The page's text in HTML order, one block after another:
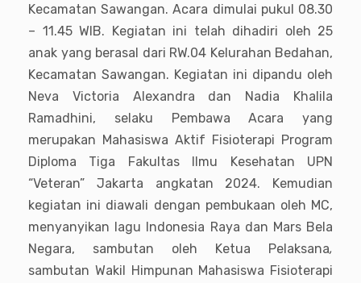
Kecamatan Sawangan. Acara dimulai pukul 08.30
– 11.45 WIB. Kegiatan ini telah dihadiri oleh 25
anak yang berasal dari RW.04 Kelurahan Bedahan,
Kecamatan Sawangan. Kegiatan ini dipandu oleh
Neva Victoria Alexandra dan Nadia Khalila
Ramadhini, selaku Pembawa Acara yang
merupakan Mahasiswa Aktif Fisioterapi Program
Diploma Tiga Fakultas Ilmu Kesehatan UPN
“Veteran” Jakarta angkatan 2024. Kemudian
kegiatan ini diawali dengan pembukaan oleh MC,
menyanyikan lagu Indonesia Raya dan Mars Bela
Negara, sambutan oleh Ketua Pelaksana,
sambutan Wakil Himpunan Mahasiswa Fisioterapi